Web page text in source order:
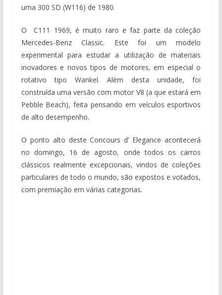
uma 300 SD (W116) de 1980.
O C111 1969, é muito raro e faz parte da coleção
Mercedes-Benz Classic. Este foi um modelo
experimental para estudar a utilização de materiais
inovadores e novos tipos de motores, em especial o
rotativo tipo Wankel. Além desta unidade, foi
construída uma versão com motor V8 (a que estará em
Pebble Beach), feita pensando em veículos esportivos
de alto desempenho.
O ponto alto deste Concours d’ Elegance acontecerá
no domingo, 16 de agosto, onde todos os carros
clássicos realmente excepcionais, vindos de coleções
particulares de todo o mundo, são expostos e votados,
com premiação em várias categorias.